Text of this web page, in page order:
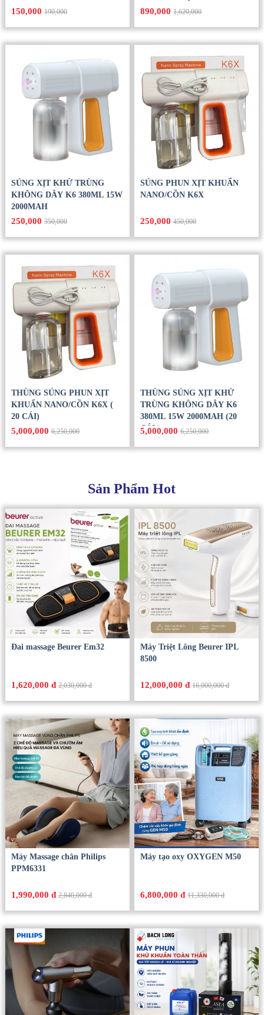
150,000190,000 890,0001,620,000
SÚNG XỊT KHỬ TRÙNG
KHÔNG DÂY K6 380ML 15W
2000MAH
250,000350,000
SÚNG PHUN XỊT KHUẨN
NANO/CỒN K6X
250,000450,000
THÙNG SÚNG PHUN XỊT
KHUẨN NANO/CỒN K6X (
20 CÁI)
5,000,0006,250,000
THÙNG SÚNG XỊT KHỬ
TRÙNG KHÔNG DÂY K6
380ML 15W 2000MAH (20
CÁI )
5,000,0006,250,000
Sản Phẩm Hot
Đai massage Beurer Em32
1,620,000 đ 2,030,000 đ
Máy Triệt Lông Beurer IPL
8500
12,000,000 đ 16,000,000 đ
Máy Massage chân Philips
PPM6331
1,990,000 đ 2,840,000 đ
Máy tạo oxy OXYGEN M50
6,800,000 đ 11,330,000 đ